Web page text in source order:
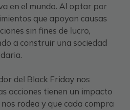
en el mundo. Al optar por
que apoyan causas
sin fines de lucro,
a construir una sociedad
del Black Friday nos
acciones tienen un impacto
rodea y que cada compra